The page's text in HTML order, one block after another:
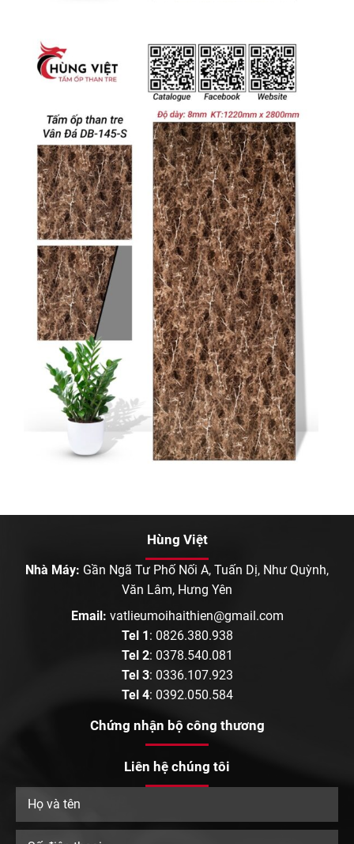
Hùng Việt
Nhà Máy: Gần Ngã Tư Phố Nối A, Tuấn Dị, Như Quỳnh,
Văn Lâm, Hưng Yên
Email: vatlieumoihaithien@gmail.com
Tel 1 : 0826.380.938
Tel 2: 0378.540.081
Tel 3: 0336.107.923
Tel 4: 0392.050.584
Chứng nhận bộ công thương
Liên hệ chúng tôi